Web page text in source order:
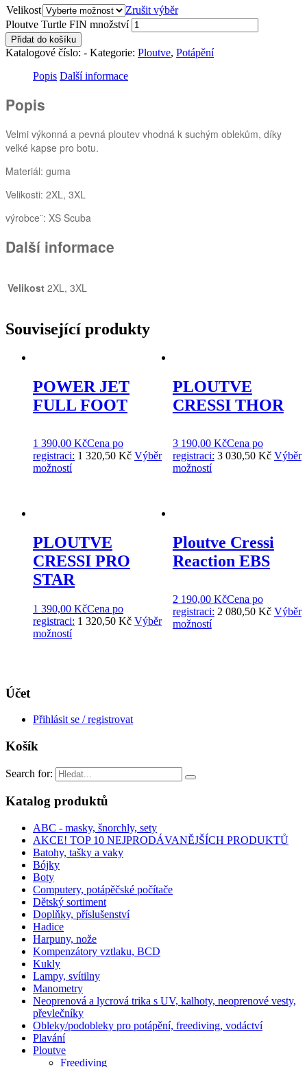
Velikost
Zrušit výběr
Ploutve Turtle FIN množství
Přidat do košíku
Katalogové číslo: - Kategorie: Ploutve, Potápění
Popis Další informace
Popis
Velmi výkonná a pevná ploutev vhodná k suchým oblekům, díky
velké kapse pro botu.
Materiál: guma
Velikosti: 2XL, 3XL
výrobce¨: XS Scuba
Další informace
Velikost 2XL, 3XL
Související produkty
POWER JET
FULL FOOT
1 390,00 KčCena po
registraci: 1 320,50 Kč Výběr
možností
PLOUTVE
CRESSI THOR
3 190,00 KčCena po
registraci: 3 030,50 Kč Výběr
možností
PLOUTVE
CRESSI PRO
STAR
1 390,00 KčCena po
registraci: 1 320,50 Kč Výběr
možností
Ploutve Cressi
Reaction EBS
2 190,00 KčCena po
registraci: 2 080,50 Kč Výběr
možností
Účet
Přihlásit se / registrovat
Košík
Search for:
Katalog produktů
ABC - masky, šnorchly, sety
AKCE! TOP 10 NEJPRODÁVANĚJŠÍCH PRODUKTŮ
Batohy, tašky a vaky
Bójky
Boty
Computery, potápěčské počítače
Dětský sortiment
Doplňky, příslušenství
Hadice
Harpuny, nože
Kompenzátory vztlaku, BCD
Kukly
Lampy, svítilny
Manometry
Neoprenová a lycrová trika s UV, kalhoty, neoprenové vesty,
převlečníky
Obleky/podobleky pro potápění, freediving, vodáctví
Plavání
Ploutve
Freediving